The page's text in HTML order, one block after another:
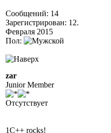
Сообщений: 14
Зарегистрирован: 12.
Февраля 2015
Пол:
zar
Junior Member
Отсутствует
1C++ rocks!